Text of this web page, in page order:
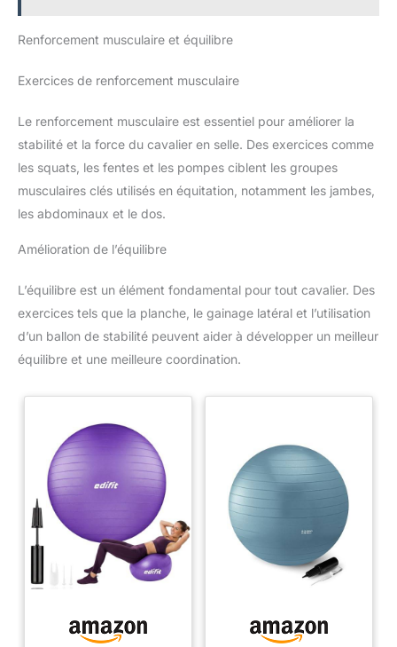
Renforcement musculaire et équilibre
Exercices de renforcement musculaire
Le renforcement musculaire est essentiel pour améliorer la
stabilité et la force du cavalier en selle. Des exercices comme
les squats, les fentes et les pompes ciblent les groupes
musculaires clés utilisés en équitation, notamment les jambes,
les abdominaux et le dos.
Amélioration de l’équilibre
L’équilibre est un élément fondamental pour tout cavalier. Des
exercices tels que la planche, le gainage latéral et l’utilisation
d’un ballon de stabilité peuvent aider à développer un meilleur
équilibre et une meilleure coordination.